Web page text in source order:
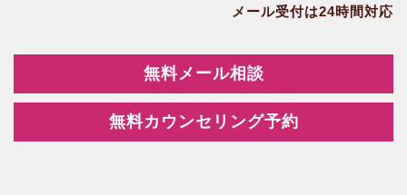
メール受付は24時間対応
無料メール相談
無料カウンセリング予約